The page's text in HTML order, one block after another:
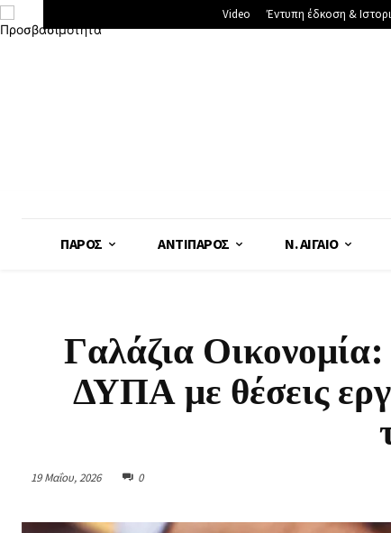
Video Έντυπη έδκοση &
ΠΆΡΟΣ ΑΝΤΊΠΑΡΟΣ Ν. ΑΙΓΑΊΟ
Γαλάζια
ΔΥΠΑ με θέσεις
19 Μαΐου, 2026 0